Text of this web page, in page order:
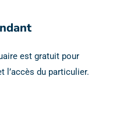
est gratuit pour
l’accès du particulier.